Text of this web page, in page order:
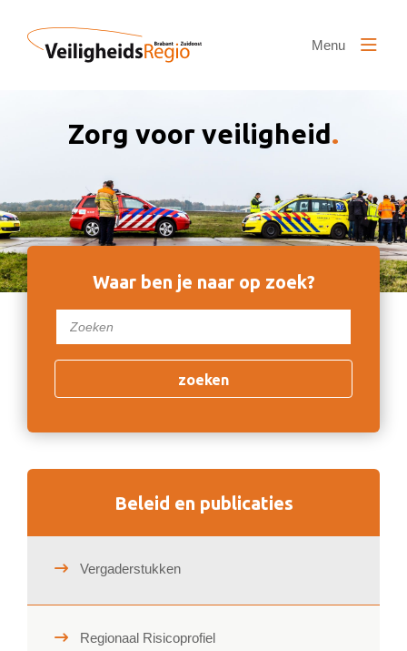
Menu
Zorg voor veiligheid.
Waar ben je naar op zoek?
zoeken
Beleid en publicaties
Vergaderstukken
Regionaal Risicoprofiel